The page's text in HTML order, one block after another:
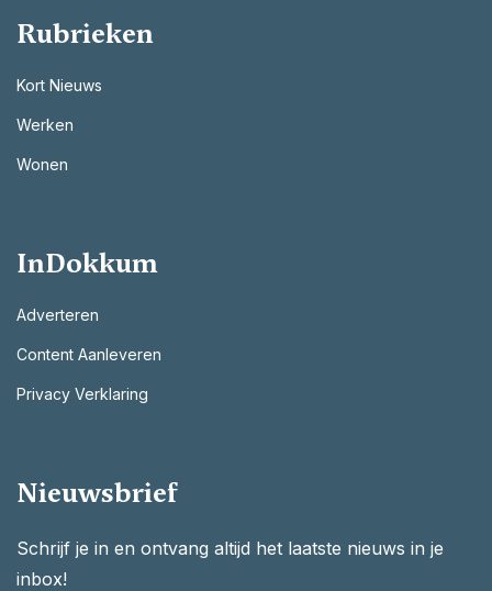
Rubrieken
Kort Nieuws
Werken
Wonen
InDokkum
Adverteren
Content Aanleveren
Privacy Verklaring
Nieuwsbrief
Schrijf je in en ontvang altijd het laatste nieuws in je
inbox!